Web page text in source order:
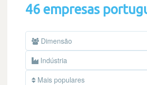
46 empresas
Dimensão
Indústria
Mais populares